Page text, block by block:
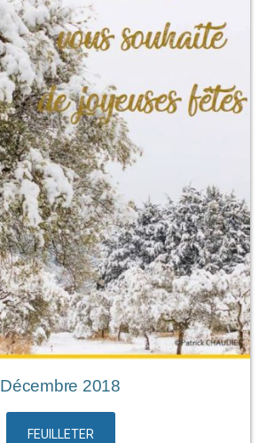
Décembre 2018
FEUILLETER